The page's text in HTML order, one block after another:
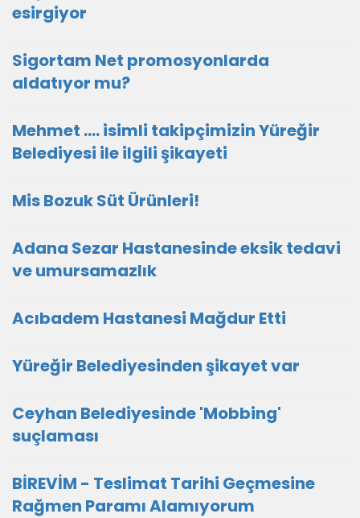
esirgiyor
Sigortam Net promosyonlarda
aldatıyor mu?
Mehmet .... isimli takipçimizin Yüreğir
Belediyesi ile ilgili şikayeti
Mis Bozuk Süt Ürünleri!
Adana Sezar Hastanesinde eksik tedavi
ve umursamazlık
Acıbadem Hastanesi Mağdur Etti
Yüreğir Belediyesinden şikayet var
Ceyhan Belediyesinde 'Mobbing'
suçlaması
BİREVİM - Teslimat Tarihi Geçmesine
Rağmen Paramı Alamıyorum